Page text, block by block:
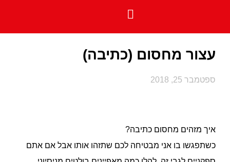
עצור מחסום (כתיבה)
ספטמבר 25, 2018
איך מזהים מחסום כתיבה?
כשתפגשו בו אני מבטיחה לכם שתזהו אותו אבל אם אתם